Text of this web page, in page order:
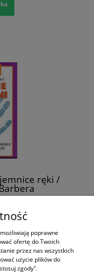
ręki /
poprawne
ofertę do Twoich
przez nas wszystkich
użycie plików do
zgody".